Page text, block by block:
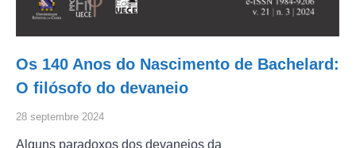
Os 140 Anos do Nascimento de Bachelard:
O filósofo do devaneio
28 septembre 2024
Alguns paradoxos dos devaneios da